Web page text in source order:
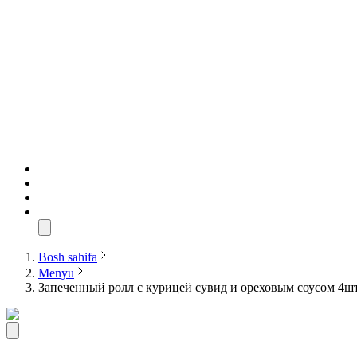
Bosh sahifa
Menyu
Запеченный ролл с курицей сувид и ореховым соусом